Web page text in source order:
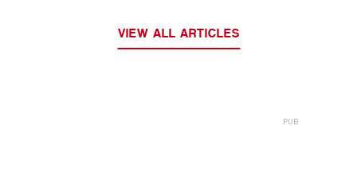
VIEW ALL ARTICLES